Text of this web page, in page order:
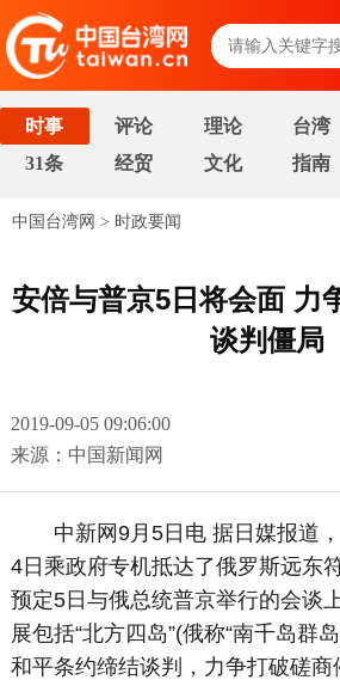
时事 评论 理论 台湾
31条
经贸 文化 指南
中国台湾网 > 时政要闻
安倍与普京5日将会面 力
谈判僵局
2019-09-05 09:06:00
来源：中国新闻网
中新网9月5日电 据日媒报道，
4日乘政府专机抵达了俄罗斯远东
预定5日与俄总统普京举行的会谈
展包括“北方四岛”(俄称“南千岛群
和平条约缔结谈判，力争打破磋商